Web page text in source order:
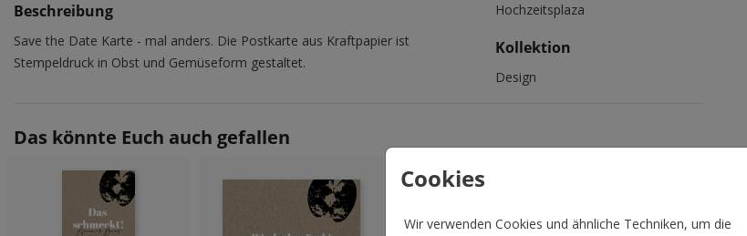
Cookies
Wir verwenden Cookies und ähnliche Techniken, um die
Beschreibung
Save the Date Karte - mal anders. Die Postkarte aus Kraftpapier ist
Stempeldruck in Obst und Gemüseform gestaltet.
Hochzeitsplaza
Kollektion
Design
Das könnte Euch auch gefallen